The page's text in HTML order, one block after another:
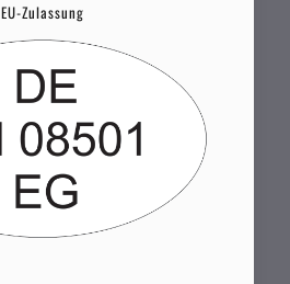
EU-Zulassung